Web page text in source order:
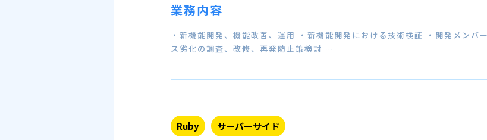
業務内容
・新機能開発、機能改善、運用 ・新機能開発における技術検証 ・開発メンバ
ス劣化の調査、改修、再発防止策検討 …
Ruby サーバーサイド